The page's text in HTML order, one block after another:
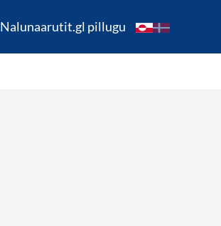
Nalunaarutit.gl pillugu